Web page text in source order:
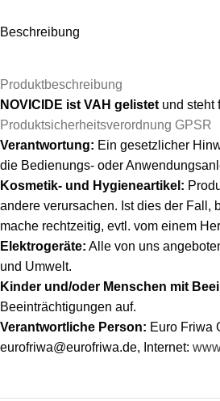
Beschreibung
Produktbeschreibung
NOVICIDE ist VAH gelistet und steht
Produktsicherheitsverordnung GPSR
Verantwortung: Ein gesetzlicher
die Bedienungs- oder
Kosmetik- und Hygieneartikel:
andere verursachen. Ist dies der Fall,
mache rechtzeitig, evtl. vom einem
Elektrogeräte: Alle von uns
und Umwelt.
Kinder und/oder Menschen mit
Beeinträchtigungen auf.
Verantwortliche Person: Euro Friwa
eurofriwa@eurofriwa.de, Internet: